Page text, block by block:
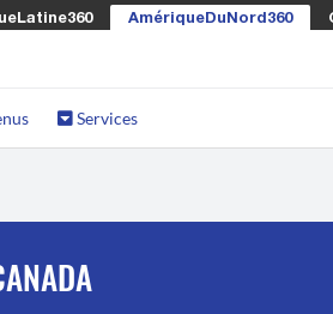
AmériqueDuNord360
Services